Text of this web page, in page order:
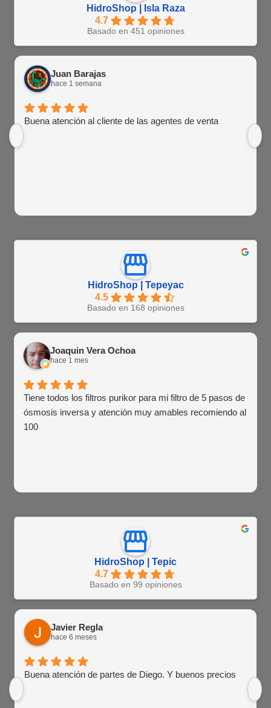
HidroShop | Isla Raza
4.7
Basado en 451 opiniones
Juan Barajas
hace 1 semana
Buena atención al cliente de las agentes de venta
HidroShop | Tepeyac
4.5
Basado en 168 opiniones
Joaquin Vera Ochoa
hace 1 mes
Tiene todos los filtros purikor para mi filtro de 5 pasos de
ósmosis inversa y atención muy amables recomiendo al
100
HidroShop | Tepic
4.7
Basado en 99 opiniones
Javier Regla
hace 6 meses
Buena atención de partes de Diego. Y buenos precios